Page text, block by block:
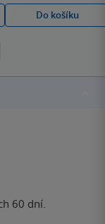
Do košíku
60 dní.